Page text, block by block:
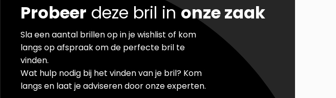
Probeer deze bril inonze zaak
Sla een aantal brillen op in je wishlist of kom
langs op afspraak om de perfecte bril te
vinden.
Wat hulp nodig bij het vinden van je bril? Kom
langs en laat je adviseren door onze experten.